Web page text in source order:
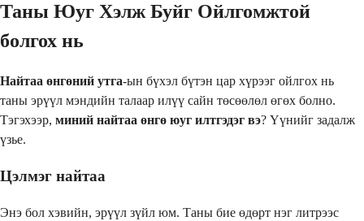
Таны Юуг Хэлж Буйг Ойлгомжтой
болгох нь
Найтаа өнгөний утга-ын бүхэл бүтэн цар хүрээг ойлгох нь
таны эрүүл мэндийн талаар илүү сайн төсөөлөл өгөх болно.
Тэгэхээр, миний найтаа өнгө юуг илтгэдэг вэ? Үүнийг задалж
үзье.
Цэлмэг найтаа
Энэ бол хэвийн, эрүүл зүйл юм. Таны бие өдөрт нэг литрээс